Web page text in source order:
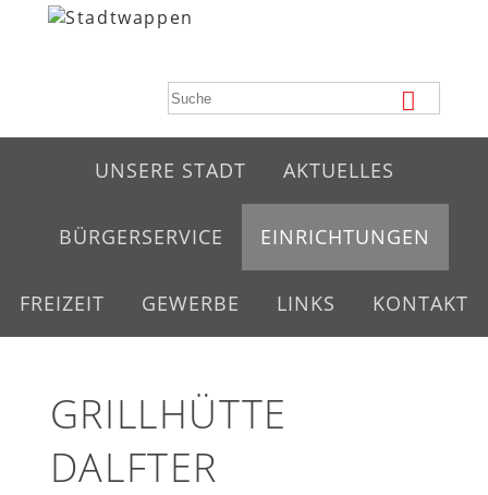
UNSERE STADT AKTUELLES
BÜRGERSERVICE EINRICHTUNGEN
FREIZEIT GEWERBE LINKS KONTAKT
GRILLHÜTTE
DALFTER